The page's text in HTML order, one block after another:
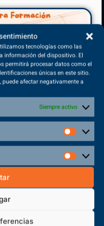
tecnologías como las
información del dispositivo. El
permitirá procesar datos como el
únicas en este sitio.
afectar negativamente a
Siempre activo
- Toledo